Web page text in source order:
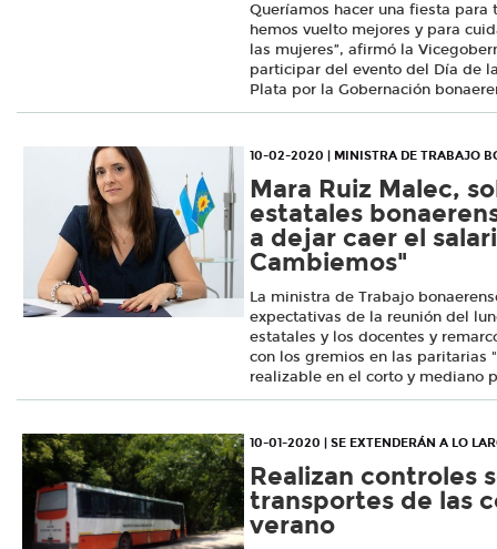
Queríamos hacer una fiesta para
hemos vuelto mejores y para
las mujeres”, afirmó la
participar del evento del Día de
Plata por la Gobernación
10-02-2020 | MINISTRA DE TRABAJO
Mara Ruiz Malec,
estatales
a dejar caer el
Cambiemos"
La ministra de Trabajo
expectativas de la reunión del
estatales y los docentes y
con los gremios en las paritarias
realizable en el corto y mediano
10-01-2020 | SE EXTENDERÁN A LO
Realizan controles
transportes de las
verano